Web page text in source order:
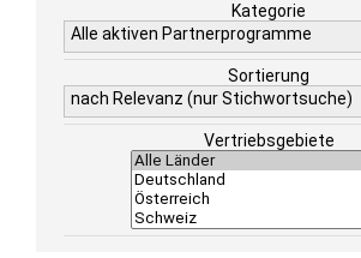
Kategorie
Alle aktiven Partnerprogramme
Sortierung
nach Relevanz (nur Stichwortsuche)
Vertriebsgebiete